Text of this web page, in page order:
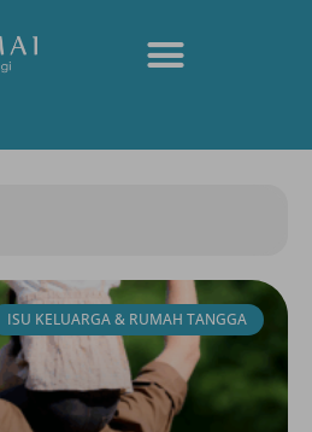
ISU KELUARGA & RUMAH TANGGA